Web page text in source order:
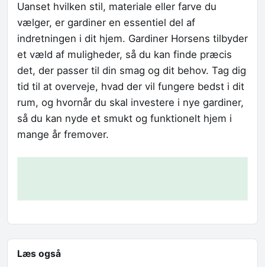
Uanset hvilken stil, materiale eller farve du
vælger, er gardiner en essentiel del af
indretningen i dit hjem. Gardiner Horsens tilbyder
et væld af muligheder, så du kan finde præcis
det, der passer til din smag og dit behov. Tag dig
tid til at overveje, hvad der vil fungere bedst i dit
rum, og hvornår du skal investere i nye gardiner,
så du kan nyde et smukt og funktionelt hjem i
mange år fremover.
Læs også